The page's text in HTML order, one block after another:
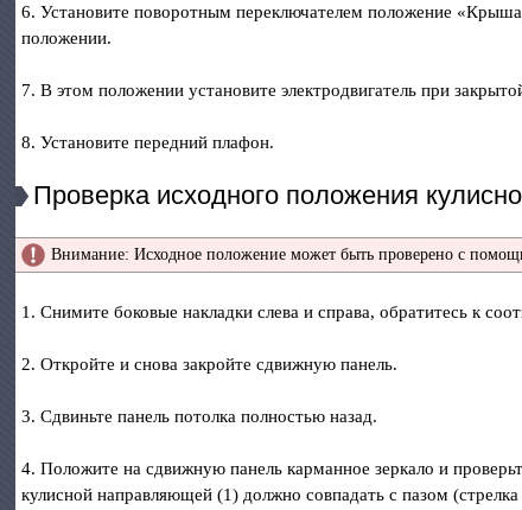
6. Установите поворотным переключателем положение «Крыша
положении.
7. В этом положении установите электродвигатель при
8. Установите передний плафон.
Проверка исходного положения
Внимание: Исходное положение может быть проверено с
1. Снимите боковые накладки слева и справа, обратитесь к
2. Откройте и снова закройте сдвижную панель.
3. Сдвиньте панель потолка полностью назад.
4. Положите на сдвижную панель карманное зеркало и
кулисной направляющей (1) должно совпадать с пазом